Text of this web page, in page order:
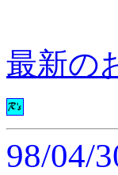
最新の
98/04/